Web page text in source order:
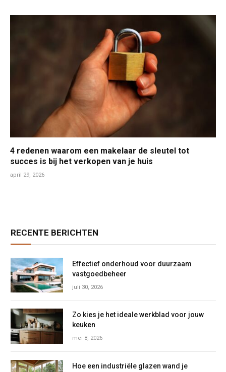
4 redenen waarom een makelaar de sleutel tot
succes is bij het verkopen van je huis
april 29, 2026
RECENTE BERICHTEN
Effectief onderhoud voor duurzaam
vastgoedbeheer
juli 30, 2026
Zo kies je het ideale werkblad voor jouw
keuken
mei 8, 2026
Hoe een industriële glazen wand je